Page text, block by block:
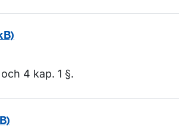
4 kap. 1 §.